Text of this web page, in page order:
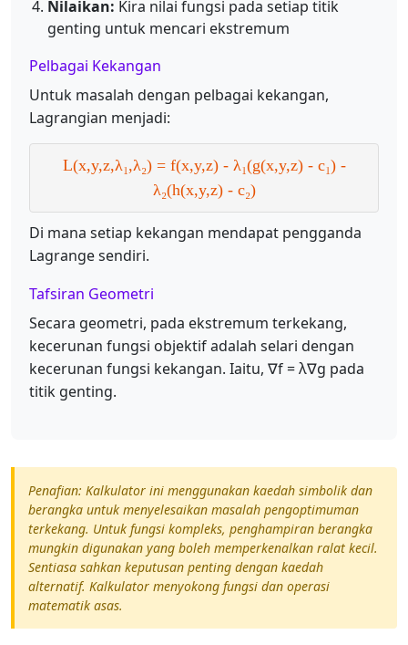
Nilaikan: Kira nilai fungsi pada setiap titik
genting untuk mencari ekstremum
Pelbagai Kekangan
Untuk masalah dengan pelbagai kekangan,
Lagrangian menjadi:
L(x,y,z,λ₁,λ₂) = f(x,y,z) - λ₁(g(x,y,z) - c₁) -
λ₂(h(x,y,z) - c₂)
Di mana setiap kekangan mendapat pengganda
Lagrange sendiri.
Tafsiran Geometri
Secara geometri, pada ekstremum terkekang,
kecerunan fungsi objektif adalah selari dengan
kecerunan fungsi kekangan. Iaitu, ∇f = λ∇g pada
titik genting.
Penafian: Kalkulator ini menggunakan kaedah simbolik dan
berangka untuk menyelesaikan masalah pengoptimuman
terkekang. Untuk fungsi kompleks, penghampiran berangka
mungkin digunakan yang boleh memperkenalkan ralat kecil.
Sentiasa sahkan keputusan penting dengan kaedah
alternatif. Kalkulator menyokong fungsi dan operasi
matematik asas.